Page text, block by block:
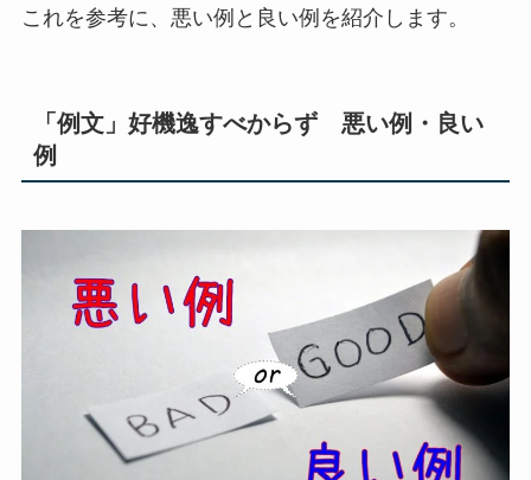
これを参考に、悪い例と良い例を紹介します。
「例文」好機逸すべからず 悪い例・良い
例